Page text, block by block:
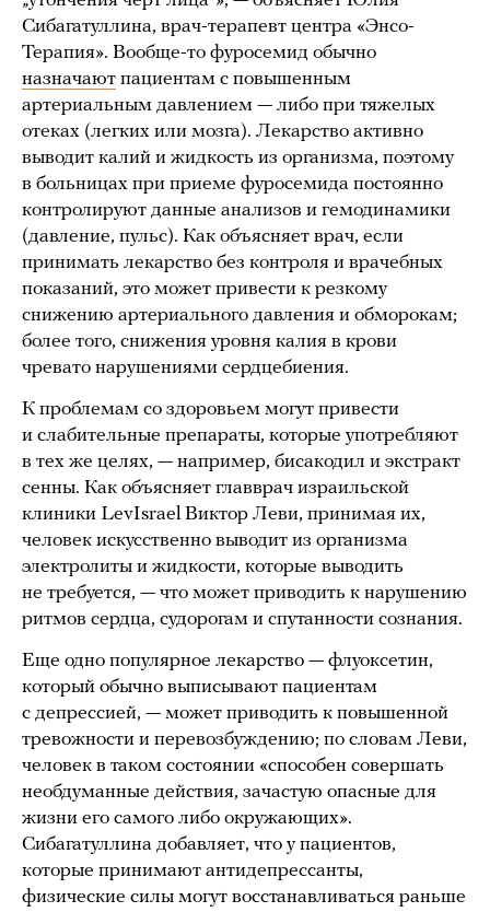
Сибагатуллина, врач-терапевт центра «Энсо-
Терапия». Вообще-то фуросемид обычно
назначают пациентам с повышенным
артериальным давлением — либо при тяжелых
отеках (легких или мозга). Лекарство активно
выводит калий и жидкость из организма, поэтому
в больницах при приеме фуросемида постоянно
контролируют данные анализов и гемодинамики
(давление, пульс). Как объясняет врач, если
принимать лекарство без контроля и врачебных
показаний, это может привести к резкому
снижению артериального давления и обморокам;
более того, снижения уровня калия в крови
чревато нарушениями сердцебиения.
К проблемам со здоровьем могут привести
и слабительные препараты, которые употребляют
в тех же целях, — например, бисакодил и экстракт
сенны. Как объясняет главврач израильской
клиники LevIsrael Виктор Леви, принимая их,
человек искусственно выводит из организма
электролиты и жидкости, которые выводить
не требуется, — что может приводить к нарушению
ритмов сердца, судорогам и спутанности сознания.
Еще одно популярное лекарство — флуоксетин,
который обычно выписывают пациентам
с депрессией, — может приводить к повышенной
тревожности и перевозбуждению; по словам Леви,
человек в таком состоянии «способен совершать
необдуманные действия, зачастую опасные для
жизни его самого либо окружающих».
Сибагатуллина добавляет, что у пациентов,
которые принимают антидепрессанты,
физические силы могут восстанавливаться раньше